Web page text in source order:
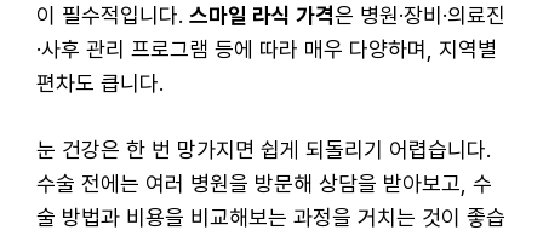
이 필수적입니다. 스마일 라식 가격은 병원·장비·의료진
·사후 관리 프로그램 등에 따라 매우 다양하며, 지역별
편차도 큽니다.
눈 건강은 한 번 망가지면 쉽게 되돌리기 어렵습니다.
수술 전에는 여러 병원을 방문해 상담을 받아보고, 수
술 방법과 비용을 비교해보는 과정을 거치는 것이 좋습